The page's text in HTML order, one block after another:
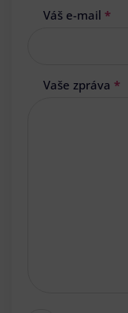
Váš e-mail *
Vaše zpráva *